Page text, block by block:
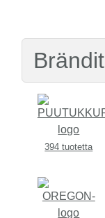
Brändit
394 tuotetta